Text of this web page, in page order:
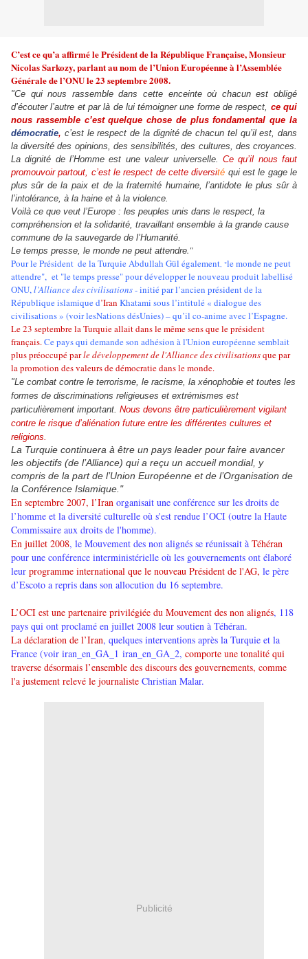
C’est ce qu’a affirmé le Président de la République Française, Monsieur
Nicolas Sarkozy, parlant au nom de l’Union Européenne à l’Assemblée
Générale de l’ONU le 23 septembre 2008.
"Ce qui nous rassemble dans cette enceinte où chacun est obligé
d’écouter l’autre et par là de lui témoigner une forme de respect, ce qui
nous rassemble c’est quelque chose de plus fondamental que la
démocratie, c’est le respect de la dignité de chacun tel qu’il est, dans
la diversité des opinions, des sensibilités, des cultures, des croyances.
La dignité de l’Homme est une valeur universelle. Ce qu’il nous faut
promouvoir partout, c’est le respect de cette diversité qui est le gage le
plus sûr de la paix et de la fraternité humaine, l’antidote le plus sûr à
l’intolérance, à la haine et à la violence.
Voilà ce que veut l’Europe : les peuples unis dans le respect, la
compréhension et la solidarité, travaillant ensemble à la grande cause
commune de la sauvegarde de l’Humanité.
Le temps presse, le monde ne peut attendre."
Pour le Président de la Turquie Abdullah Gül également, "le monde ne peut
attendre", et "le temps presse" pour développer le nouveau produit labellisé
ONU,l’Alliance des civilisations- initié par l’ancien président de la
République islamiqued’Iran Khatami sous l’intitulé « dialogue des
civilisations » (voir lesNations désUnies)– qu’il co-anime avec l’Espagne.
Le 23 septembre la Turquie allait dans le même sens que le président
français.Ce pays qui demande son adhésion à l'Union européenne semblait
plus préoccupé parle développement de l'Alliance des civilisationsque par
la promotion des valeurs de démocratie dans le monde.
"Le combat contre le terrorisme, le racisme, la xénophobie et toutes les
formes de discriminations religieuses et extrémismes est
particulièrement important. Nous devons être particulièrement vigilant
contre le risque d’aliénation future entre les différentes cultures et
religions.
La Turquie continuera à être un pays leader pour faire avancer
les objectifs (de l’Alliance) qui a reçu un accueil mondial, y
compris de la part de l’Union Européenne et de l’Organisation de
la Conférence Islamique."
En septembre 2007, l’Iran organisait une conférence sur les droits de
l’homme et la diversité culturelle où s'est rendue l’OCI (outre la Haute
Commissaire aux droits de l'homme).
En juillet 2008, le Mouvement des non alignés se réunissait à Téhéran
pour une conférence interministérielle où les gouvernements ont élaboré
leur programme international que le nouveau Président de l'AG, le père
d’Escoto a repris dans son allocution du 16 septembre.
L’OCI est une partenaire privilégiée du Mouvement des non alignés, 118
pays qui ont proclamé en juillet 2008 leur soutien à Téhéran.
La déclaration de l’Iran, quelques interventions après la Turquie et la
France (voir iran_en_GA_1 iran_en_GA_2, comporte une tonalité qui
traverse désormais l’ensemble des discours des gouvernements, comme
l'a justement relevé le journaliste Christian Malar.
Publicité